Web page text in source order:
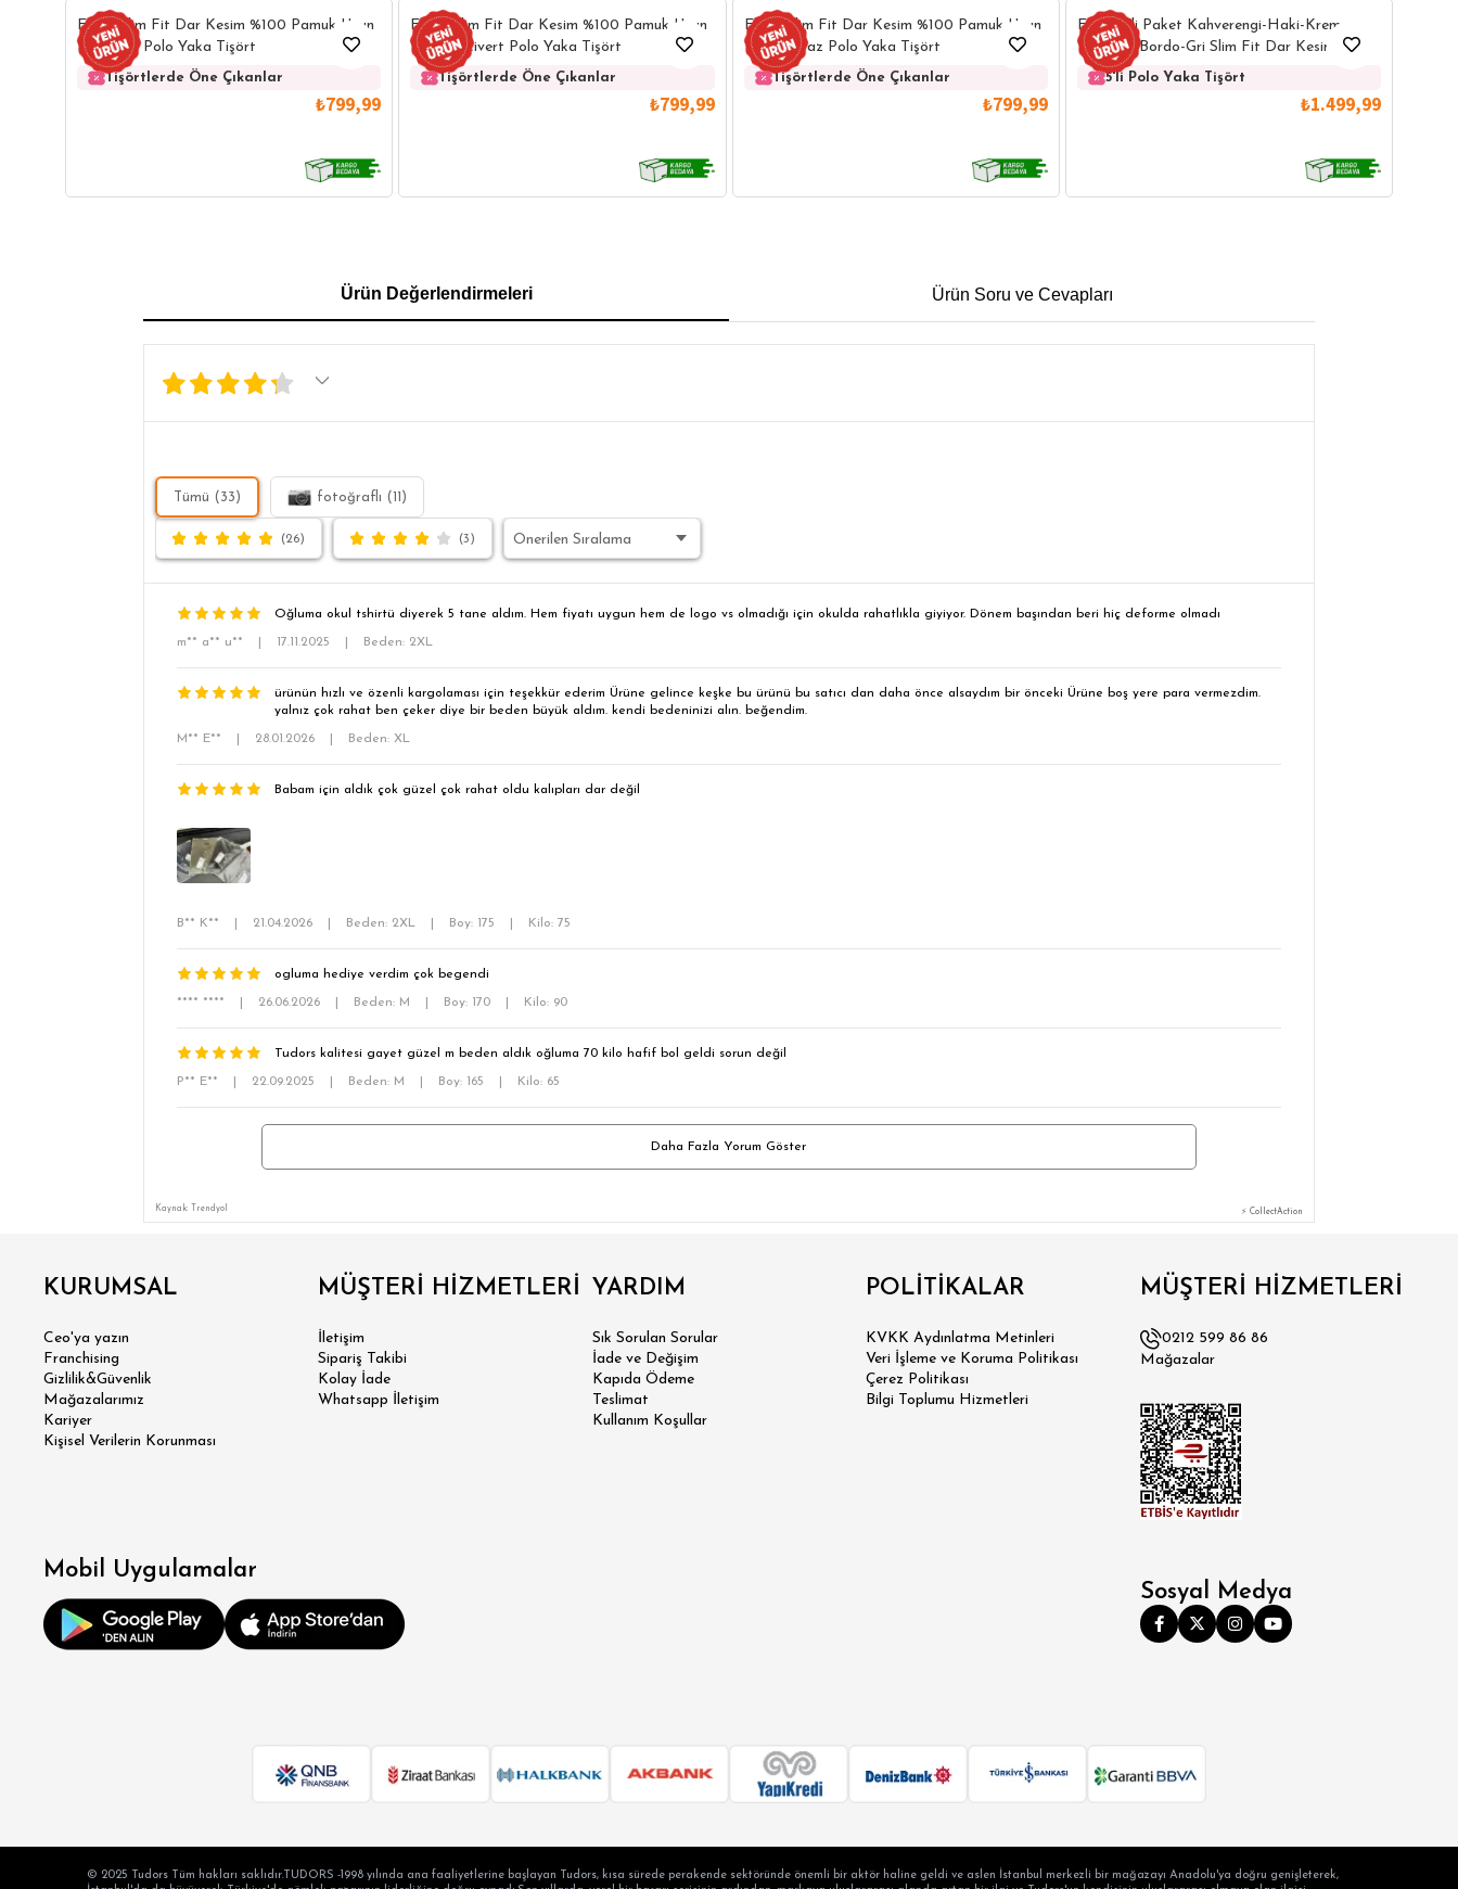
Erkek Slim Fit Dar Kesim %100 Pamuk Uzun
Kollu Taş Polo Yaka Tişört
Tişörtlerde Öne Çıkanlar
₺799,99
Erkek Slim Fit Dar Kesim %100 Pamuk Uzun
Kollu Lacivert Polo Yaka Tişört
Tişörtlerde Öne Çıkanlar
₺799,99
Erkek Slim Fit Dar Kesim %100 Pamuk Uzun
Kollu Beyaz Polo Yaka Tişört
Tişörtlerde Öne Çıkanlar
₺799,99
Erkek 5'li Paket Kahverengi-Haki-Krem-
Lacivert-Bordo-Gri Slim Fit Dar Kesim
Pamuklu Düz Pike Polo Yaka Tişört
5'li Polo Yaka Tişört
₺1.499,99
Ürün Değerlendirmeleri Ürün Soru ve Cevapları
Tümü (33) fotoğraflı (11)
(26) (3)
Oğluma okul tshirtü diyerek 5 tane aldım. Hem fiyatı uygun hem de logo vs olmadığı için okulda rahatlıkla giyiyor. Dönem başından beri hiç deforme olmadı
m** a** u** 17.11.2025 Beden: 2XL
ürünün hızlı ve özenli kargolaması için teşekkür ederim Ürüne gelince keşke bu ürünü bu satıcı dan daha önce alsaydım bir önceki Ürüne boş yere para vermezdim.
yalnız çok rahat ben çeker diye bir beden büyük aldım. kendi bedeninizi alın. beğendim.
M** E** 28.01.2026 Beden: XL
Babam için aldık çok güzel çok rahat oldu kalıpları dar değil
B** K** 21.04.2026 Beden: 2XL Boy: 175 Kilo: 75
ogluma hediye verdim çok begendi
**** **** 26.06.2026 Beden: M Boy: 170 Kilo: 90
Tudors kalitesi gayet güzel m beden aldık oğluma 70 kilo hafif bol geldi sorun değil
P** E** 22.09.2025 Beden: M Boy: 165 Kilo: 65
Daha Fazla Yorum Göster
Kaynak: Trendyol ⚡ CollectAction
KURUMSAL
Ceo'ya yazın
Franchising
Gizlilik&Güvenlik
Mağazalarımız
Kariyer
Kişisel Verilerin Korunması
MÜŞTERİ HİZMETLERİ
İletişim
Sipariş Takibi
Kolay İade
Whatsapp İletişim
YARDIM
Sık Sorulan Sorular
İade ve Değişim
Kapıda Ödeme
Teslimat
Kullanım Koşullar
POLİTİKALAR
KVKK Aydınlatma Metinleri
Veri İşleme ve Koruma Politikası
Çerez Politikası
Bilgi Toplumu Hizmetleri
MÜŞTERİ HİZMETLERİ
0212 599 86 86
Mağazalar
Sosyal Medya
Mobil Uygulamalar
© 2025 Tudors Tüm hakları saklıdır.TUDORS -1998 yılında ana faaliyetlerine başlayan Tudors, kısa sürede perakende sektöründe önemli bir aktör haline geldi ve aslen İstanbul merkezli bir mağazayı Anadolu'ya doğru genişleterek,